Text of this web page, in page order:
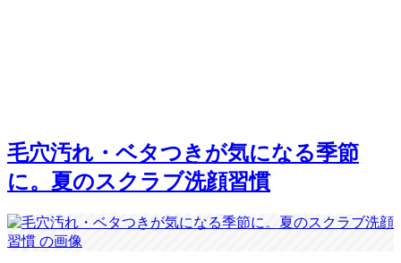
毛穴汚れ・ベタつきが気になる季節
に。夏のスクラブ洗顔習慣